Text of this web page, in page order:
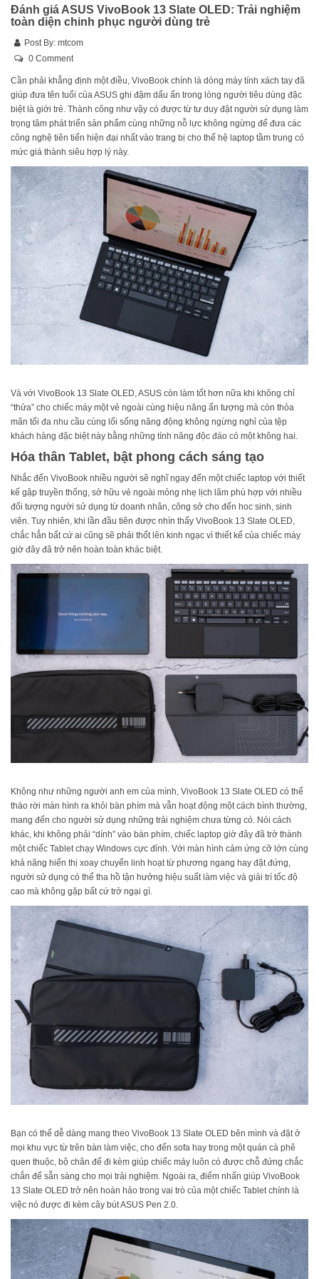
Đánh giá ASUS VivoBook 13 Slate OLED: Trải nghiệm
toàn diện chinh phục người dùng trẻ
Post By: mtcom
0 Comment
Cần phải khẳng định một điều, VivoBook chính là dòng máy tính xách tay đã
giúp đưa tên tuổi của ASUS ghi đậm dấu ấn trong lòng người tiêu dùng đặc
biệt là giới trẻ. Thành công như vậy có được từ tư duy đặt người sử dụng làm
trọng tâm phát triển sản phẩm cùng những nỗ lực không ngừng để đưa các
công nghệ tiên tiến hiện đại nhất vào trang bị cho thế hệ laptop tầm trung có
mức giá thành siêu hợp lý này.
Và với VivoBook 13 Slate OLED, ASUS còn làm tốt hơn nữa khi không chỉ
“thửa” cho chiếc máy một vẻ ngoài cùng hiệu năng ấn tượng mà còn thỏa
mãn tối đa nhu cầu cùng lối sống năng động không ngừng nghỉ của tệp
khách hàng đặc biệt này bằng những tính năng độc đáo có một không hai.
Hóa thân Tablet, bật phong cách sáng tạo
Nhắc đến VivoBook nhiều người sẽ nghĩ ngay đến một chiếc laptop với thiết
kế gập truyền thống, sở hữu vẻ ngoài mỏng nhẹ lịch lãm phù hợp với nhiều
đối tượng người sử dụng từ doanh nhân, công sở cho đến hoc sinh, sinh
viên. Tuy nhiên, khi lần đầu tiên được nhìn thấy VivoBook 13 Slate OLED,
chắc hẳn bất cứ ai cũng sẽ phải thốt lên kinh ngạc vì thiết kế của chiếc máy
giờ đây đã trở nên hoàn toàn khác biệt.
Không như những người anh em của mình, VivoBook 13 Slate OLED có thể
tháo rời màn hình ra khỏi bàn phím mà vẫn hoạt động một cách bình thường,
mang đến cho người sử dụng những trải nghiệm chưa từng có. Nói cách
khác, khi không phải “dính” vào bàn phím, chiếc laptop giờ đây đã trở thành
một chiếc Tablet chạy Windows cực đỉnh. Với màn hình cảm ứng cỡ lớn cùng
khả năng hiển thị xoay chuyển linh hoạt từ phương ngang hay đặt đứng,
người sử dụng có thể tha hồ tận hưởng hiệu suất làm việc và giải trí tốc độ
cao mà không gặp bất cứ trở ngại gì.
Bạn có thể dễ dàng mang theo VivoBook 13 Slate OLED bên mình và đặt ở
mọi khu vực từ trên bàn làm việc, cho đến sofa hay trong một quán cà phê
quen thuộc, bộ chân đế đi kèm giúp chiếc máy luôn có được chỗ đứng chắc
chắn để sẵn sàng cho mọi trải nghiệm. Ngoài ra, điểm nhấn giúp VivoBook
13 Slate OLED trở nên hoàn hảo trong vai trò của một chiếc Tablet chính là
việc nó được đi kèm cây bút ASUS Pen 2.0.